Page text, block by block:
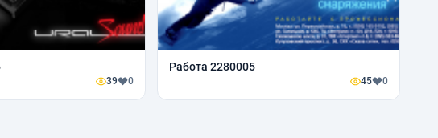
39 0
Работа 2280005
45 0